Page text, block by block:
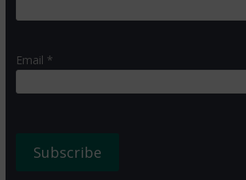
Email *